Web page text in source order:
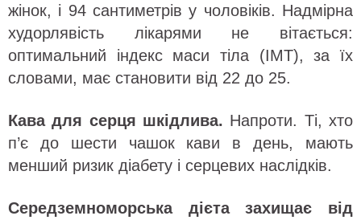
жінок, і 94 сантиметрів у чоловіків. Надмірна
худорлявість лікарями не вітається:
оптимальний індекс маси тіла (ІМТ), за їх
словами, має становити від 22 до 25.
Кава для серця шкідлива. Напроти. Ті, хто
п’є до шести чашок кави в день, мають
менший ризик діабету і серцевих наслідків.
Середземноморська дієта захищає від